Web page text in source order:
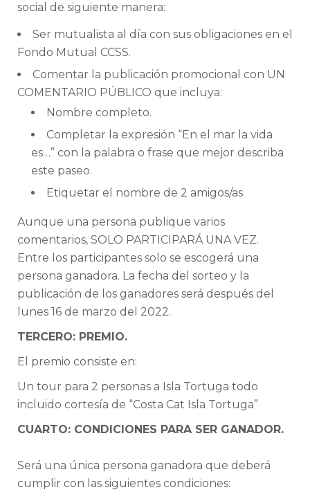
social de siguiente manera:
Ser mutualista al día con sus obligaciones en el
Fondo Mutual CCSS.
Comentar la publicación promocional con UN
COMENTARIO PÚBLICO que incluya:
Nombre completo.
Completar la expresión “En el mar la vida
es…” con la palabra o frase que mejor describa
este paseo.
Etiquetar el nombre de 2 amigos/as
Aunque una persona publique varios
comentarios, SOLO PARTICIPARÁ UNA VEZ.
Entre los participantes solo se escogerá una
persona ganadora. La fecha del sorteo y la
publicación de los ganadores será después del
lunes 16 de marzo del 2022.
TERCERO: PREMIO.
El premio consiste en:
Un tour para 2 personas a Isla Tortuga todo
incluido cortesía de “Costa Cat Isla Tortuga”
CUARTO: CONDICIONES PARA SER GANADOR.
Será una única persona ganadora que deberá
cumplir con las siguientes condiciones: